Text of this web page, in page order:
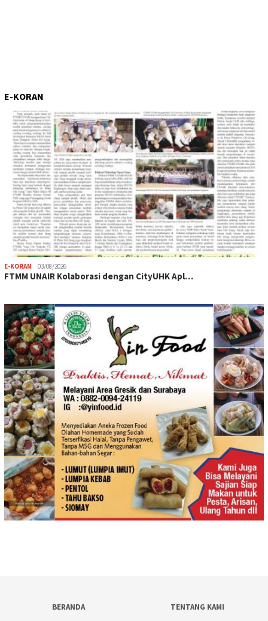
E-KORAN
E-KORAN 03/08/2026
FTMM UNAIR Kolaborasi dengan CityUHK Apl…
BERANDA
TENTANG KAMI